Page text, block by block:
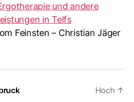
und andere
in Telfs
Feinsten – Christian Jäger
Hoch ↑